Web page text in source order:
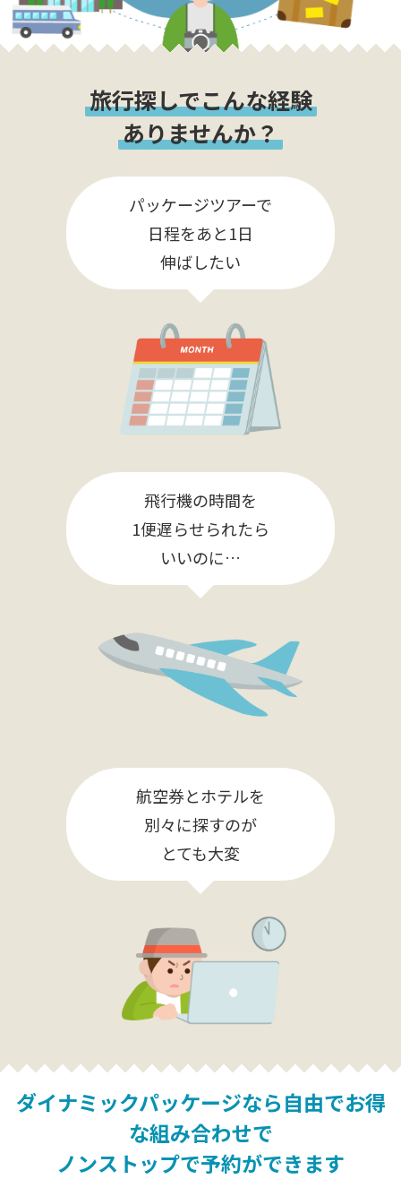
旅行探しでこんな経験
ありませんか？
パッケージツアーで
日程をあと1日
伸ばしたい
飛行機の時間を
1便遅らせられたら
いいのに…
航空券とホテルを
別々に探すのが
とても大変
ダイナミックパッケージなら自由でお得
な組み合わせで
ノンストップで予約ができます